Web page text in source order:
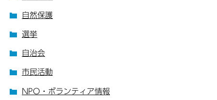
自然保護
選挙
自治会
市民活動
NPO・ボランティア情報